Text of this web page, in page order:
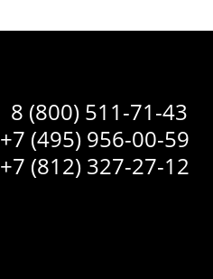
8 (800) 511-71-43
+7 (495) 956-00-59
+7 (812) 327-27-12